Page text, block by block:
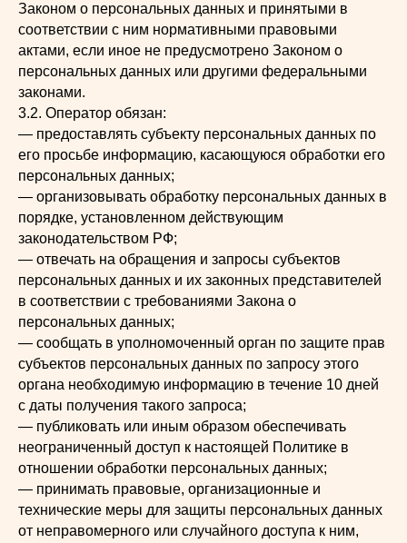
Законом о персональных данных и принятыми в
соответствии с ним нормативными правовыми
актами, если иное не предусмотрено Законом о
персональных данных или другими федеральными
законами.
3.2. Оператор обязан:
— предоставлять субъекту персональных данных по
его просьбе информацию, касающуюся обработки его
персональных данных;
— организовывать обработку персональных данных в
порядке, установленном действующим
законодательством РФ;
— отвечать на обращения и запросы субъектов
персональных данных и их законных представителей
в соответствии с требованиями Закона о
персональных данных;
— сообщать в уполномоченный орган по защите прав
субъектов персональных данных по запросу этого
органа необходимую информацию в течение 10 дней
с даты получения такого запроса;
— публиковать или иным образом обеспечивать
неограниченный доступ к настоящей Политике в
отношении обработки персональных данных;
— принимать правовые, организационные и
технические меры для защиты персональных данных
от неправомерного или случайного доступа к ним,